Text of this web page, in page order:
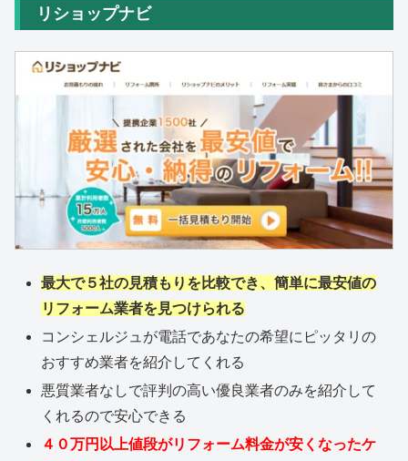
リショップナビ
最大で５社の見積もりを比較でき、簡単に最安値の
リフォーム業者を見つけられる
コンシェルジュが電話であなたの希望にピッタリの
おすすめ業者を紹介してくれる
悪質業者なしで評判の高い優良業者のみを紹介して
くれるので安心できる
４０万円以上値段がリフォーム料金が安くなったケ